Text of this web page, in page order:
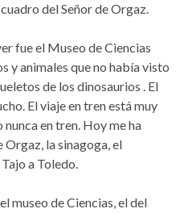
del Señor de Orgaz.
fue el Museo de Ciencias
y animales que no había visto
de los dinosaurios . El
El viaje en tren está muy
en tren. Hoy me ha
Orgaz, la sinagoga, el
a Toledo.
museo de Ciencias, el del